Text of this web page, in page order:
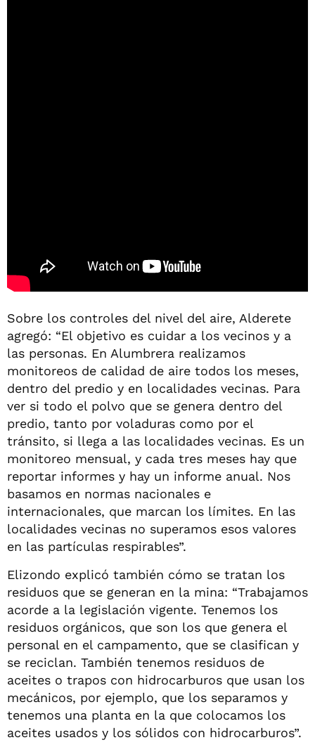
Sobre los controles del nivel del aire, Alderete
agregó: “El objetivo es cuidar a los vecinos y a
las personas. En Alumbrera realizamos
monitoreos de calidad de aire todos los meses,
dentro del predio y en localidades vecinas. Para
ver si todo el polvo que se genera dentro del
predio, tanto por voladuras como por el
tránsito, si llega a las localidades vecinas. Es un
monitoreo mensual, y cada tres meses hay que
reportar informes y hay un informe anual. Nos
basamos en normas nacionales e
internacionales, que marcan los límites. En las
localidades vecinas no superamos esos valores
en las partículas respirables”.
Elizondo explicó también cómo se tratan los
residuos que se generan en la mina: “Trabajamos
acorde a la legislación vigente. Tenemos los
residuos orgánicos, que son los que genera el
personal en el campamento, que se clasifican y
se reciclan. También tenemos residuos de
aceites o trapos con hidrocarburos que usan los
mecánicos, por ejemplo, que los separamos y
tenemos una planta en la que colocamos los
aceites usados y los sólidos con hidrocarburos”.